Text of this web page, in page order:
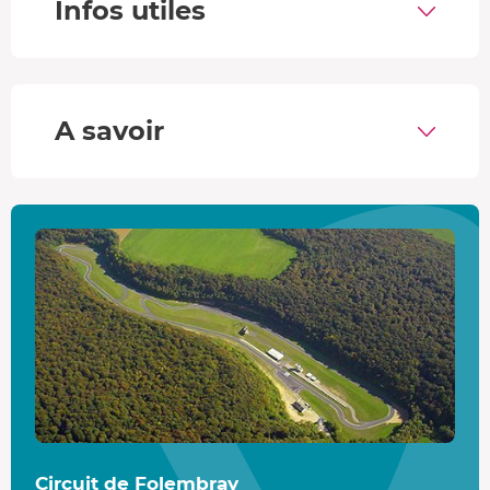
cumulant à nouveau entre
, toujours
souvenirs inoubliables
et une seule envie : revenir
Chaque modèle est spécialement optimisé pour offrir des
performances de pointe
sur circuit.Échappement
sport, carénage aérodynamique, freins
surdimensionnés, suspensions réglables, commandes
reculées et protections renforcées... Tout est pensé pour
vous faire ressentir les sensations d'un véritable pilote de
MotoGP.
Yamaha R3 :40 kW de puissance, moteur bicylindre,
couple maximal de 38 Nm.
Infos utiles
A savoir
Circuit de Folembray